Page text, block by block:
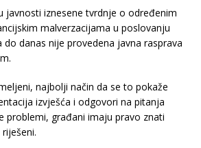
javnosti iznesene tvrdnje o određenim
malverzacijama u poslovanju
danas nije provedena javna rasprava
najbolji način da se to pokaže
izvješća i odgovori na pitanja
problemi, građani imaju pravo znati